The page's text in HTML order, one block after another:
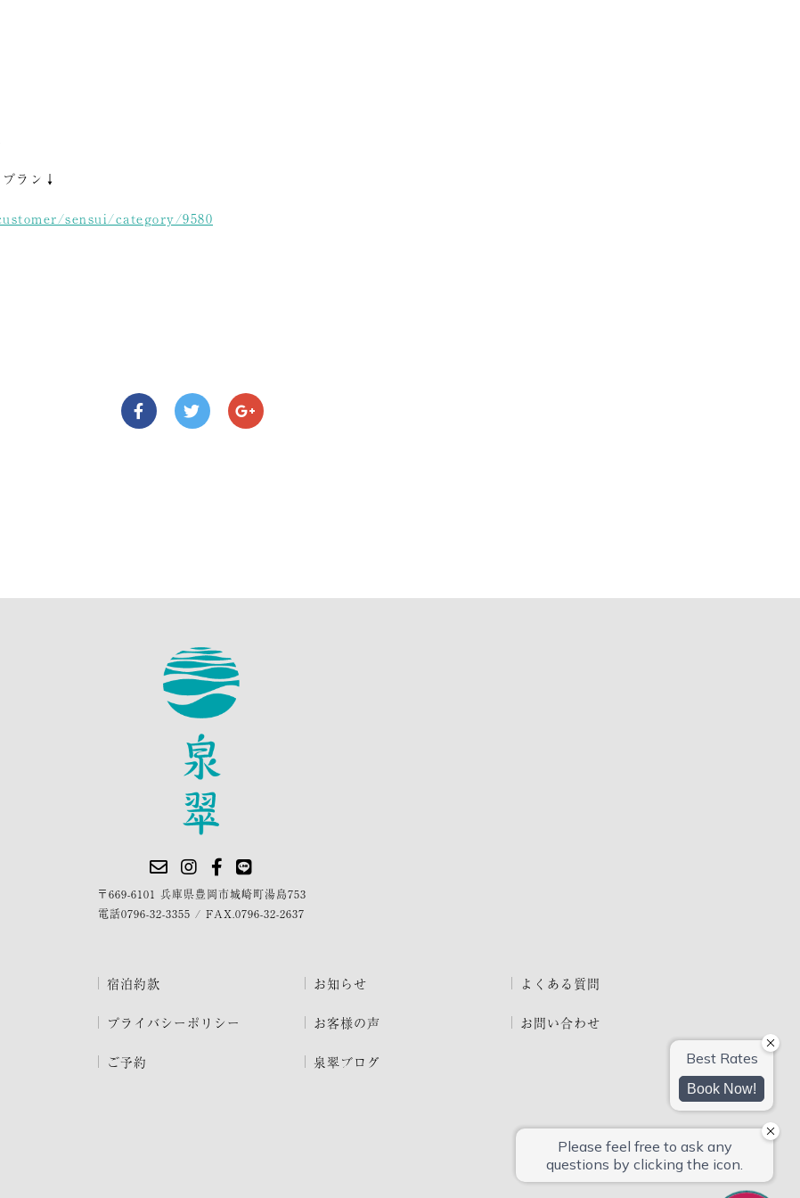
ラン↓
sensui/category/9580
〒669-6101 兵庫県豊岡市城崎町湯島753
電話0796-32-3355 / FAX.0796-32-2637
宿泊約款
プライバシーポリシー
ご予約
お知らせ
お客様の声
泉翠ブログ
よくある質問
お問い合わせ